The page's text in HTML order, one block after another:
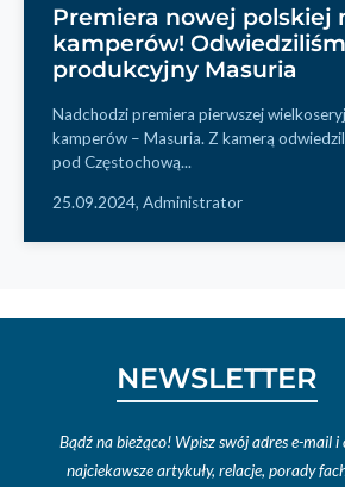
Premiera nowej polskiej
kamperów!
produkcyjny Masuria
Nadchodzi premiera pierwszej
kamperów – Masuria. Z kamerą
pod Częstochową...
25.09.2024, Administrator
NEWSLETTER
Bądź na bieżąco! Wpisz swój adres e-mail
najciekawsze artykuły, relacje, porady